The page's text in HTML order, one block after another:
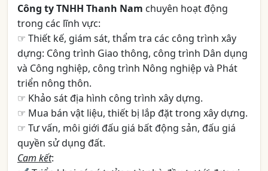
Công ty TNHH Thanh Nam chuyên hoạt động
trong các lĩnh vực:
☞ Thiết kế, giám sát, thẩm tra các công trình xây
dựng: Công trình Giao thông, công trình Dân dụng
và Công nghiệp, công trình Nông nghiệp và Phát
triển nông thôn.
☞ Khảo sát địa hình công trình xây dựng.
☞ Mua bán vật liệu, thiết bị lắp đặt trong xây dựng.
☞ Tư vấn, môi giới đấu giá bất động sản, đấu giá
quyền sử dụng đất.
Cam kết: